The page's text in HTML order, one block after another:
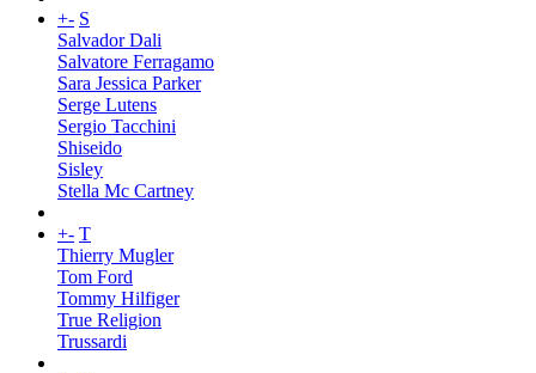
+- S
Salvador Dali
Salvatore Ferragamo
Sara Jessica Parker
Serge Lutens
Sergio Tacchini
Shiseido
Sisley
Stella Mc Cartney
+- T
Thierry Mugler
Tom Ford
Tommy Hilfiger
True Religion
Trussardi